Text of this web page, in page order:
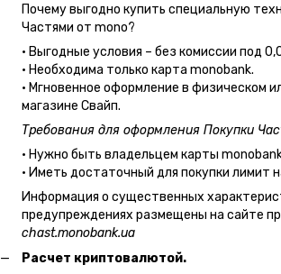
Почему выгодно купить специальную
Частями от mono?
• Выгодные условия – без комиссии под
• Необходима только карта monobank.
• Мгновенное оформление в физическом
магазине Cвайп.
Требования для оформления Покупки
• Нужно быть владельцем карты
• Иметь достаточный для покупки лимит
Информация о существенных
предупреждениях размещены на сайте
chast.monobank.ua
Расчет криптовалютой.